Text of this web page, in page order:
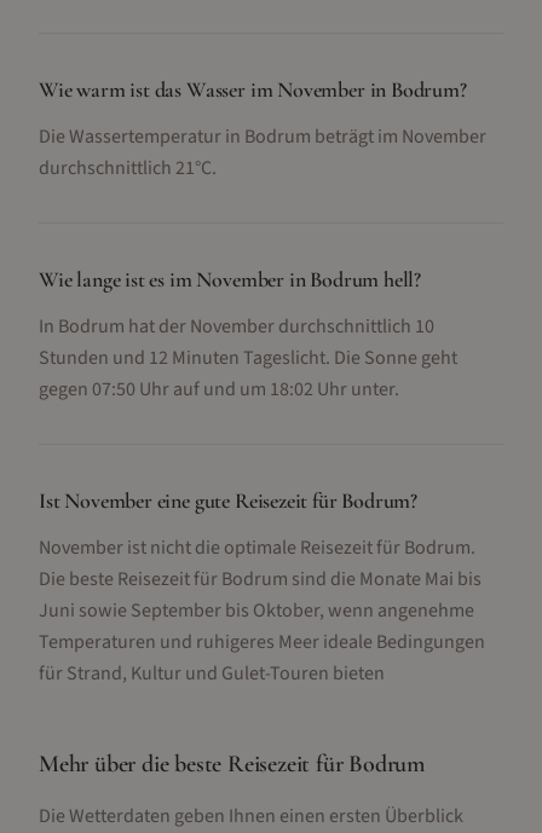
Wie warm ist das Wasser im November in Bodrum?
Die Wassertemperatur in Bodrum beträgt im November
durchschnittlich 21°C.
Wie lange ist es im November in Bodrum hell?
In Bodrum hat der November durchschnittlich 10
Stunden und 12 Minuten Tageslicht. Die Sonne geht
gegen 07:50 Uhr auf und um 18:02 Uhr unter.
Ist November eine gute Reisezeit für Bodrum?
November ist nicht die optimale Reisezeit für Bodrum.
Die beste Reisezeit für Bodrum sind die Monate Mai bis
Juni sowie September bis Oktober, wenn angenehme
Temperaturen und ruhigeres Meer ideale Bedingungen
für Strand, Kultur und Gulet-Touren bieten
Mehr über die beste Reisezeit für Bodrum
Die Wetterdaten geben Ihnen einen ersten Überblick